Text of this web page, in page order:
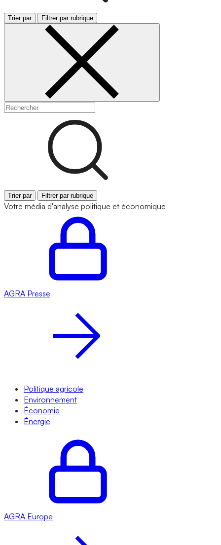
Trier par Filtrer par rubrique
Trier par Filtrer par rubrique
Votre média d'analyse politique et économique
AGRA Presse
Politique agricole
Environnement
Économie
Énergie
AGRA Europe